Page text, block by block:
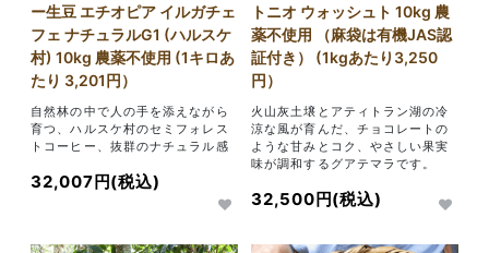
ー生豆 エチオピア イルガチェ
フェ ナチュラルG1 (ハルスケ
村) 10kg 農薬不使用 (1キロあ
たり 3,201円）
自然林の中で人の手を添えながら
育つ、ハルスケ村のセミフォレス
トコーヒー、抜群のナチュラル感
32,007円(税込)
トニオ ウォッシュト 10kg 農
薬不使用 （麻袋は有機JAS認
証付き） (1kgあたり3,250
円）
火山灰土壌とアティトラン湖の冷
涼な風が育んだ、チョコレートの
ような甘みとコク、やさしい果実
味が調和するグアテマラです。
32,500円(税込)